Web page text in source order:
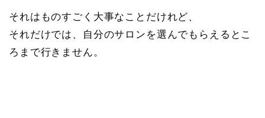
それはものすごく大事なことだけれど、
それだけでは、自分のサロンを選んでもらえるとこ
ろまで行きません。